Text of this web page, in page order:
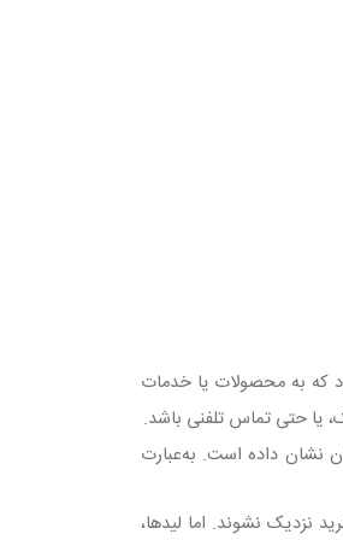
که به محصولات یا خدمات
یا حتی تماس تلفنی باشد.
نشان داده است. به‌عبارت
نزدیک نشوند. اما لیدها،